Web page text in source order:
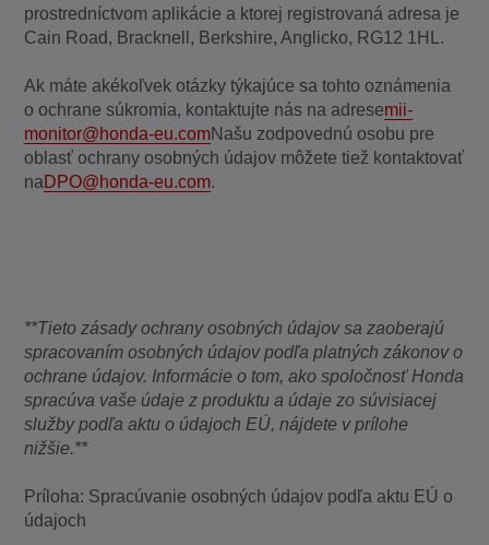
prostredníctvom aplikácie a ktorej registrovaná adresa je
Cain Road, Bracknell, Berkshire, Anglicko, RG12 1HL.
Ak máte akékoľvek otázky týkajúce sa tohto oznámenia
o ochrane súkromia, kontaktujte nás na adresemii-
monitor@honda-eu.comNašu zodpovednú osobu pre
oblasť ochrany osobných údajov môžete tiež kontaktovať
na DPO@honda-eu.com.
**Tieto zásady ochrany osobných údajov sa zaoberajú
spracovaním osobných údajov podľa platných zákonov o
ochrane údajov. Informácie o tom, ako spoločnosť Honda
spracúva vaše údaje z produktu a údaje zo súvisiacej
služby podľa aktu o údajoch EÚ, nájdete v prílohe
nižšie.**
Príloha: Spracúvanie osobných údajov podľa aktu EÚ o
údajoch